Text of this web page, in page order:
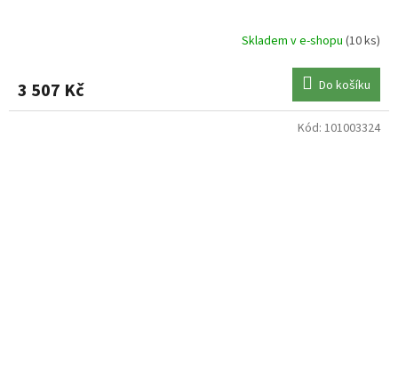
Skladem v e-shopu (10 ks)
3 507 Kč Do košíku
Kód: 101003324